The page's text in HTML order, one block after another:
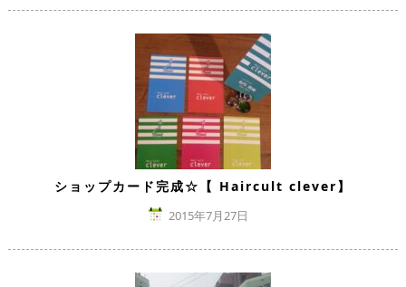
ショップカード完成☆【 Haircult clever】
2015年7月27日